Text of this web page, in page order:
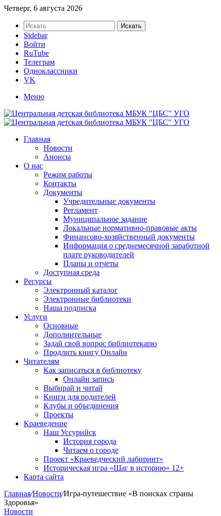
Четверг, 6 августа 2026
Искать
Sidebar
Войти
RuTube
Телеграм
Одноклассники
VK
Меню
Главная
Новости
Анонсы
О нас
Режим работы
Контакты
Документы
Учредительные документы
Регламент
Муниципальное задание
Локальные нормативно-правовые акты
Финансово-хозяйственный документы
Информация о среднемесячной заработной
плате руководителей
Планы и отчеты
Доступная среда
Ресурсы
Электронный каталог
Электронные библиотеки
Наша подписка
Услуги
Основные
Дополнительные
Задай свой вопрос библиотекарю
Продлить книгу Онлайн
Читателям
Как записаться в библиотеку
Онлайн запись
Выбирай и читай
Книги для родителей
Клубы и объединения
Проекты
Краеведение
Наш Уссурийск
История города
Читаем о городе
Проект «Краеведческий лабиринт»
Историческая игра «Шаг в историю» 12+
Карта сайта
Главная/Новости/Игра-путешествие «В поисках страны
Здоровья»
Новости